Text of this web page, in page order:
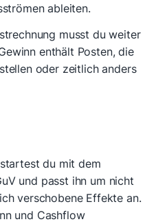
ableiten.
musst du weiter
enthält Posten, die
oder zeitlich anders
du mit dem
und passt ihn um nicht
verschobene Effekte an.
und Cashflow